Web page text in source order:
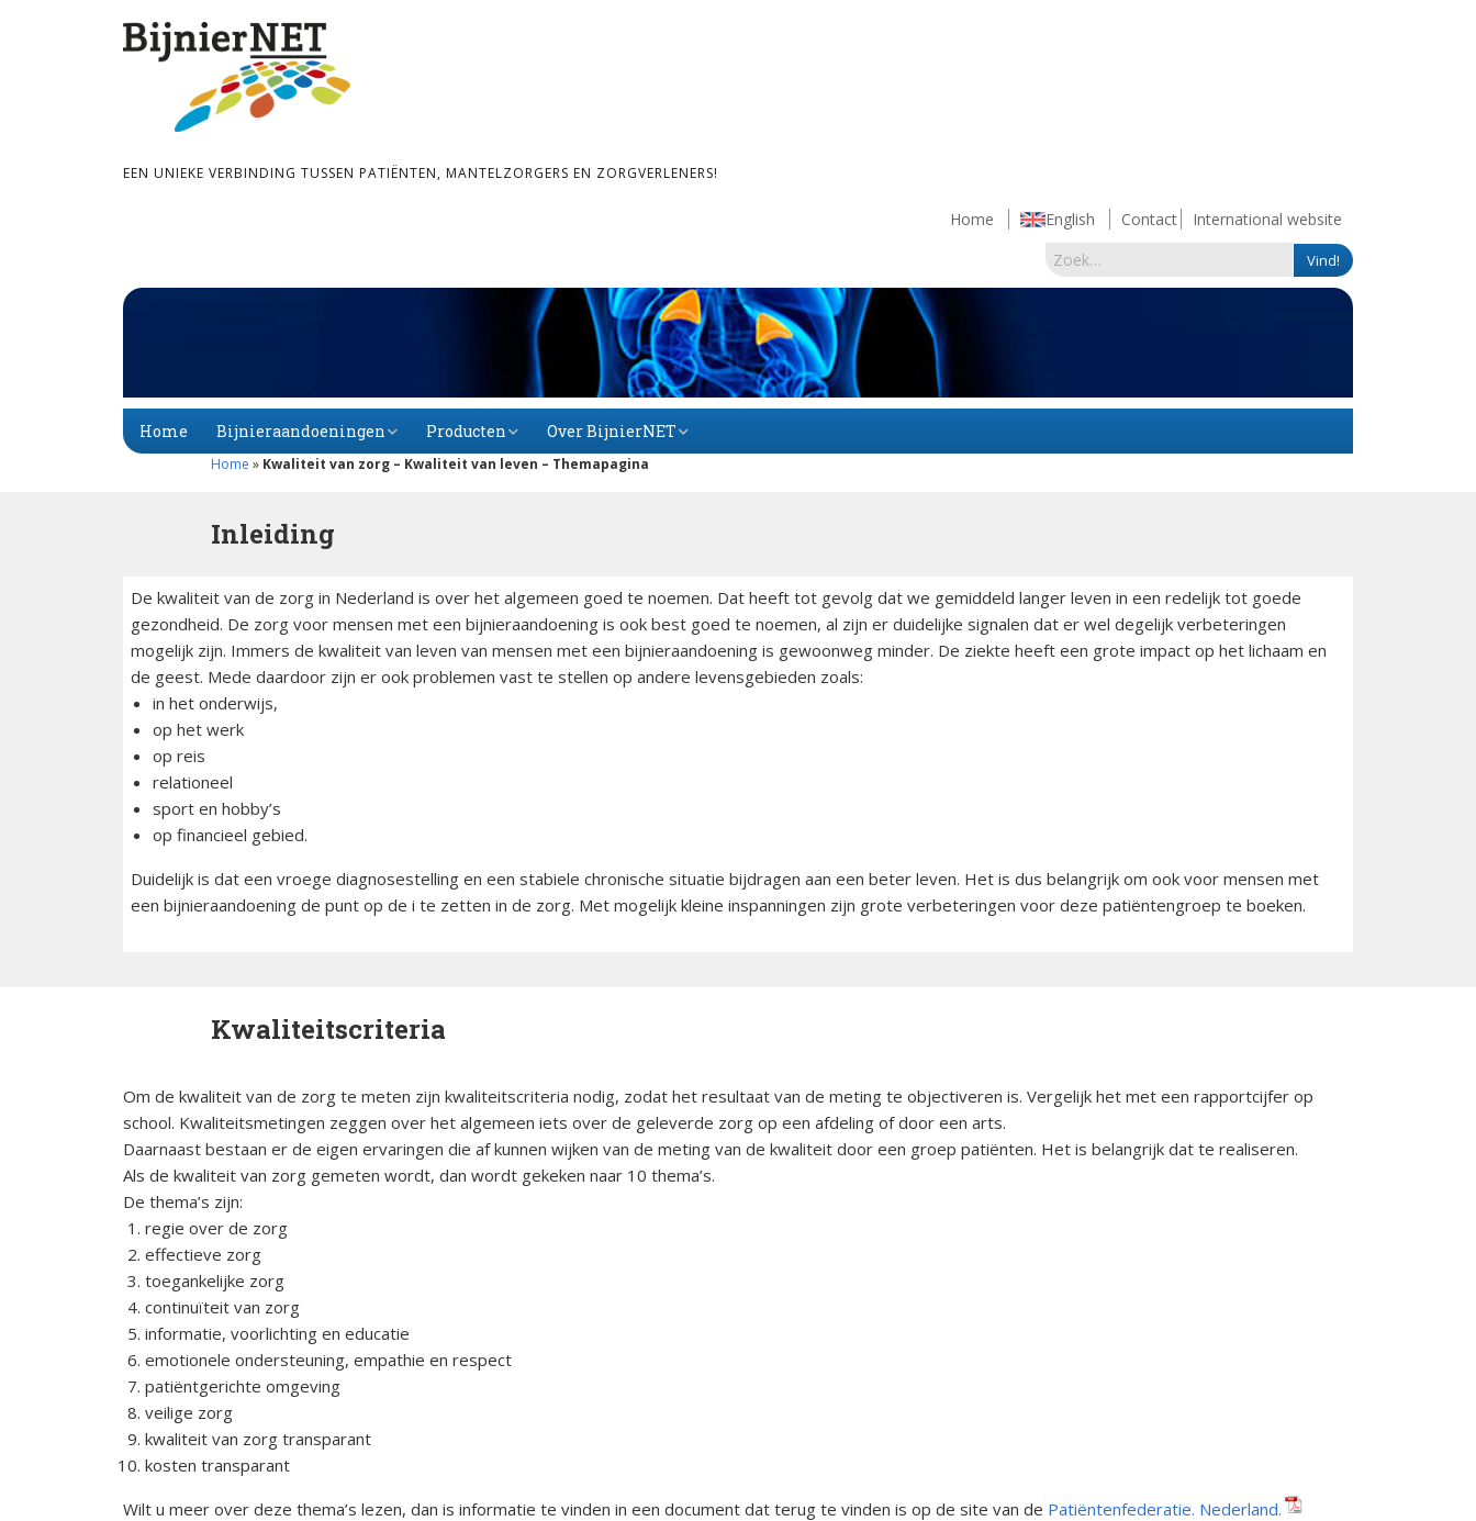
EEN UNIEKE VERBINDING TUSSEN PATIËNTEN, MANTELZORGERS EN ZORGVERLENERS!
Home English Contact International website
Home Bijnieraandoeningen
bijnierschorsinsufficië
Steroïd geïnduceerde
bijnierschorsinsufficië
Syndroom van Cushing
Adrenogenitaal
syndroom (AGS)
Primair
hyperaldosteronisme
Bijnierschorscarcinoom
Producten
Bijnier app
Infografics
Stressinstructies ter
voorkoming van een
bijniercrisis
Over BijnierNET
Bestuursleden
Fondsen en sponsoren
Home » Kwaliteit van zorg – Kwaliteit van leven – Themapagina
Inleiding
De kwaliteit van de zorg in Nederland is over het algemeen goed te noemen. Dat heeft tot gevolg dat we gemiddeld langer leven in een redelijk tot goede
gezondheid. De zorg voor mensen met een bijnieraandoening is ook best goed te noemen, al zijn er duidelijke signalen dat er wel degelijk verbeteringen
mogelijk zijn. Immers de kwaliteit van leven van mensen met een bijnieraandoening is gewoonweg minder. De ziekte heeft een grote impact op het lichaam en
de geest. Mede daardoor zijn er ook problemen vast te stellen op andere levensgebieden zoals:
in het onderwijs,
op het werk
op reis
relationeel
sport en hobby’s
op financieel gebied.
Duidelijk is dat een vroege diagnosestelling en een stabiele chronische situatie bijdragen aan een beter leven. Het is dus belangrijk om ook voor mensen met
een bijnieraandoening de punt op de i te zetten in de zorg. Met mogelijk kleine inspanningen zijn grote verbeteringen voor deze patiëntengroep te boeken.
Kwaliteitscriteria
Om de kwaliteit van de zorg te meten zijn kwaliteitscriteria nodig, zodat het resultaat van de meting te objectiveren is. Vergelijk het met een rapportcijfer op
school. Kwaliteitsmetingen zeggen over het algemeen iets over de geleverde zorg op een afdeling of door een arts.
Daarnaast bestaan er de eigen ervaringen die af kunnen wijken van de meting van de kwaliteit door een groep patiënten. Het is belangrijk dat te realiseren.
Als de kwaliteit van zorg gemeten wordt, dan wordt gekeken naar 10 thema’s.
De thema’s zijn:
regie over de zorg
effectieve zorg
toegankelijke zorg
continuïteit van zorg
informatie, voorlichting en educatie
emotionele ondersteuning, empathie en respect
patiëntgerichte omgeving
veilige zorg
kwaliteit van zorg transparant
kosten transparant
Wilt u meer over deze thema’s lezen, dan is informatie te vinden in een document dat terug te vinden is op de site van de Patiëntenfederatie. Nederland.